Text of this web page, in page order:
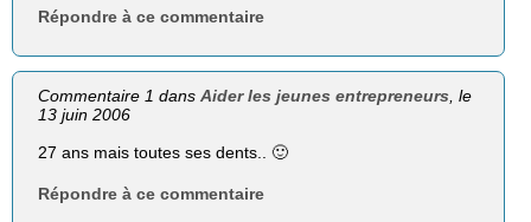
Répondre à ce commentaire
Commentaire 1 dansAider les jeunes entrepreneurs , le
13 juin 2006
27 ans mais toutes ses dents.. 🙂
Répondre à ce commentaire